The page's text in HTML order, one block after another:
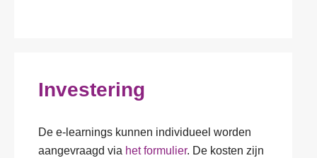
Investering
De e-learnings kunnen individueel worden
aangevraagd via het formulier. De kosten zijn